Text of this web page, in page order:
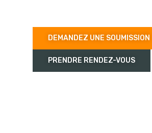
DEMANDEZ UNE SOUMISSION
PRENDRE RENDEZ-VOUS